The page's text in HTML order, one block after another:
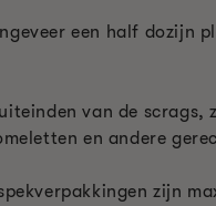
een half dozijn
van de scrags,
en andere
zijn